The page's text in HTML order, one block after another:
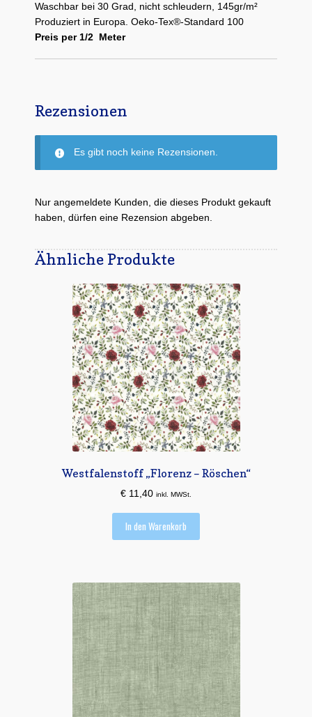
Waschbar bei 30 Grad, nicht schleudern, 145gr/m²
Produziert in Europa. Oeko-Tex®-Standard 100
Preis per 1/2 Meter
Rezensionen
Es gibt noch keine Rezensionen.
Nur angemeldete Kunden, die dieses Produkt gekauft
haben, dürfen eine Rezension abgeben.
Ähnliche Produkte
Westfalenstoff „Florenz – Röschen“
€ 11,40 inkl. MWSt.
In den Warenkorb